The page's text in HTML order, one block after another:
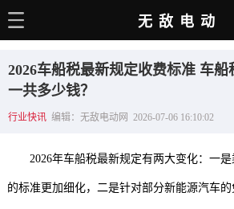
电动百科
电车资讯
电车手册
选车推荐
无敌电动
2026车船税最新规定收费标准 车船
一共多少钱？
行业快讯 编辑：无敌电动网 2026-07-06 16:10:02
2026年车船税最新规定有两大变化：一
的标准更加细化，二是针对部分新能源汽车